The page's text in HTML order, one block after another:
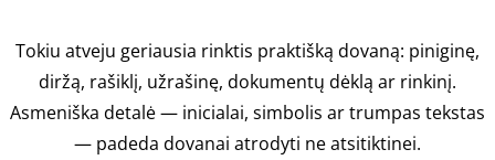
Tokiu atveju geriausia rinktis praktišką dovaną: piniginę,
diržą, rašiklį, užrašinę, dokumentų dėklą ar rinkinį.
Asmeniška detalė — inicialai, simbolis ar trumpas tekstas
— padeda dovanai atrodyti ne atsitiktinei.